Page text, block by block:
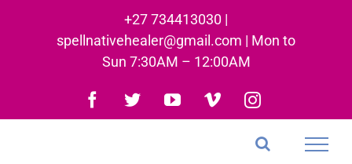
+27 734413030 |
spellnativehealer@gmail.com | Mon to
Sun 7:30AM – 12:00AM
Facebook
TwitterYouTubeVimeoInstagram